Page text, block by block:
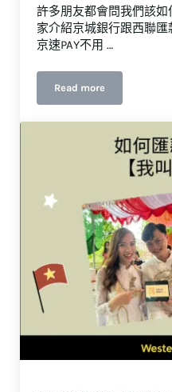
許多朋友都會問我們該
家介紹京城銀行跟西聯匯
京速PAY不用 …
Read more台灣人怎麼合法又